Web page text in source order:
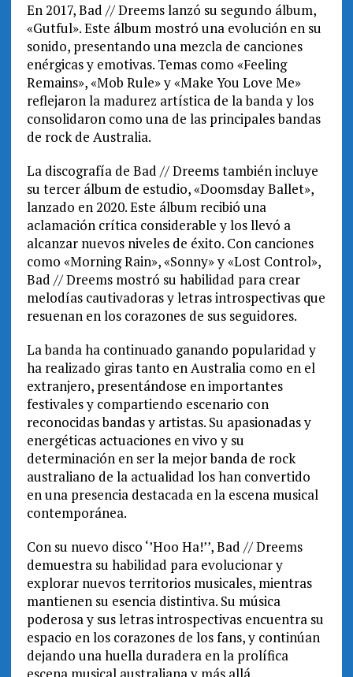
En 2017, Bad // Dreems lanzó su segundo álbum,
«Gutful». Este álbum mostró una evolución en su
sonido, presentando una mezcla de canciones
enérgicas y emotivas. Temas como «Feeling
Remains», «Mob Rule» y «Make You Love Me»
reflejaron la madurez artística de la banda y los
consolidaron como una de las principales bandas
de rock de Australia.
La discografía de Bad // Dreems también incluye
su tercer álbum de estudio, «Doomsday Ballet»,
lanzado en 2020. Este álbum recibió una
aclamación crítica considerable y los llevó a
alcanzar nuevos niveles de éxito. Con canciones
como «Morning Rain», «Sonny» y «Lost Control»,
Bad // Dreems mostró su habilidad para crear
melodías cautivadoras y letras introspectivas que
resuenan en los corazones de sus seguidores.
La banda ha continuado ganando popularidad y
ha realizado giras tanto en Australia como en el
extranjero, presentándose en importantes
festivales y compartiendo escenario con
reconocidas bandas y artistas. Su apasionadas y
energéticas actuaciones en vivo y su
determinación en ser la mejor banda de rock
australiano de la actualidad los han convertido
en una presencia destacada en la escena musical
contemporánea.
Con su nuevo disco ‘’Hoo Ha!’’, Bad // Dreems
demuestra su habilidad para evolucionar y
explorar nuevos territorios musicales, mientras
mantienen su esencia distintiva. Su música
poderosa y sus letras introspectivas encuentra su
espacio en los corazones de los fans, y continúan
dejando una huella duradera en la prolífica